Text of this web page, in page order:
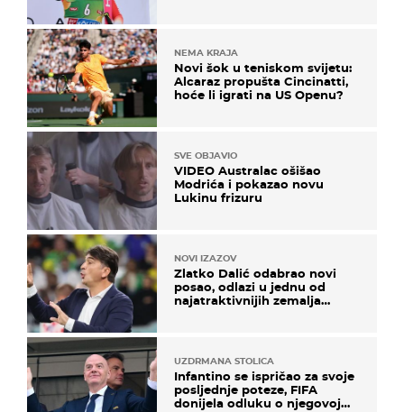
NEMA KRAJA
Novi šok u teniskom svijetu:
Alcaraz propušta Cincinatti,
hoće li igrati na US Openu?
SVE OBJAVIO
VIDEO Australac ošišao
Modrića i pokazao novu
Lukinu frizuru
NOVI IZAZOV
Zlatko Dalić odabrao novi
posao, odlazi u jednu od
najatraktivnijih zemalja
UZDRMANA STOLICA
Infantino se ispričao za svoje
posljednje poteze, FIFA
donijela odluku o njegovoj